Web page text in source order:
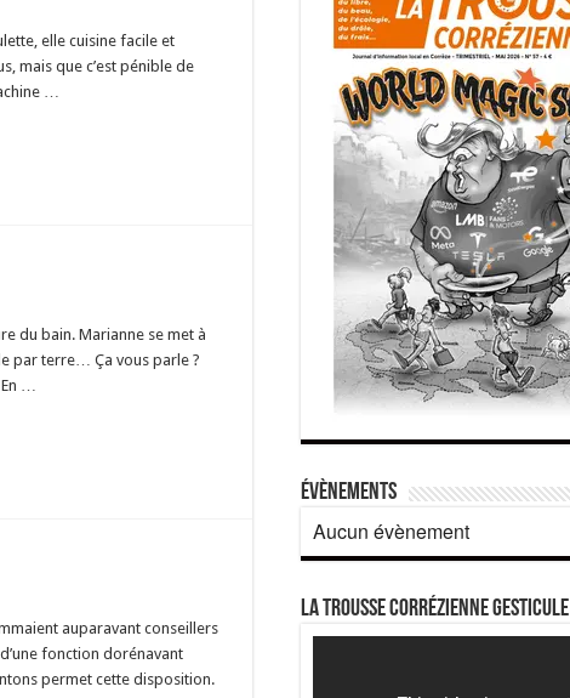
elle cuisine facile et
mais que c’est pénible de
…
du bain. Marianne se met à
par terre… Ça vous parle ?
En …
auparavant conseillers
fonction dorénavant
permet cette disposition.
Évènements
Aucun évènement
La Trousse corrézienne gesticule